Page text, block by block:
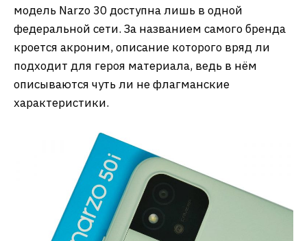
модель Narzo 30 доступна лишь в одной
федеральной сети. За названием самого бренда
кроется акроним, описание которого вряд ли
подходит для героя материала, ведь в нём
описываются чуть ли не флагманские
характеристики.